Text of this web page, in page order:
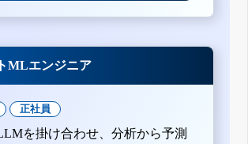
MLエンジニア
正社員
を掛け合わせ、分析から予測